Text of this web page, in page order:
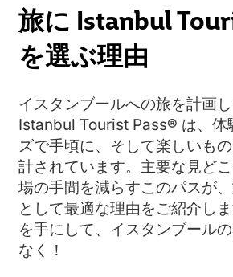
旅に Istanbul
を選ぶ理由
イスタンブールへの旅を計画し
Istanbul Tourist Pass® は、体
ズで手頃に、そして楽しいも
計されています。主要な見ど
場の手間を減らすこのパスが
として最適な理由をご紹介し
を手にして、イスタンブール
なく！